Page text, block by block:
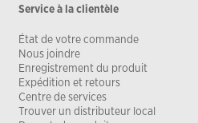
Service à la clientèle
État de votre commande
Nous joindre
Enregistrement du produit
Expédition et retours
Centre de services
Trouver un distributeur local